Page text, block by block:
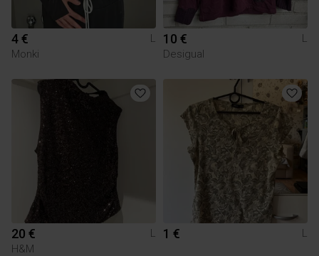
4 €
L
Monki
10 €
L
Desigual
20 €
L
H&M
1 € L